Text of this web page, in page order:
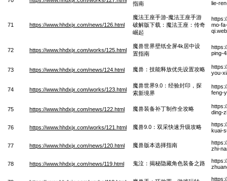
指南 lie-
71 https://www.hhdxjx.com/news/126.html
魔法王座手游-魔法王座手游
破解版下载：魔法王座：传奇
崛起
mo-
72 https://www.hhdxjx.com/works/125.html
魔兽世界壁纸全屏4k居中设
置指南
ping-
73 https://www.hhdxjx.com/news/124.html 魔兽：技能释放优先设置攻略
you-
74 https://www.hhdxjx.com/works/123.html
魔兽世界9.0：经验封印，探
索新境界
feng-
75 https://www.hhdxjx.com/news/122.html 魔兽装备补丁制作全攻略
ding-
76 https://www.hhdxjx.com/works/121.html 魔兽9.0：双采快速升级攻略
kuai-
77 https://www.hhdxjx.com/news/120.html 魔兽版本选择指南
zhi-
78 https://www.hhdxjx.com/news/119.html 鬼泣：揭秘隐藏角色装备之路